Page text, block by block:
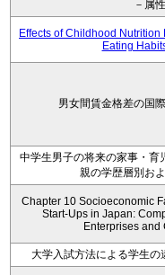
－属
Effects of Childhood
Eating
男女間賃金格差の国
中学生男子の将来の家事・
親の学歴層別お
Chapter 10 Socioeconomic
Start-Ups in Japan:
Enterprises and
大学入試方法による学生